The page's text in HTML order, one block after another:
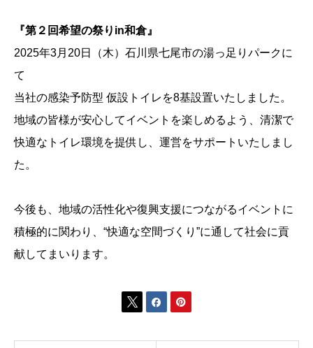
『第２回希望の祭りin和倉』
2025年3月20日（木）石川県七尾市の湯っ足りパークに
て
当社の感染予防型 仮設トイレを8基設置いたしました。
地域の皆様が安心してイベントを楽しめるよう、清潔で
快適なトイレ環境を提供し、運営をサポートいたしまし
た。
今後も、地域の活性化や復興支援につながるイベントに
積極的に関わり、“快適な空間づくり”に通して社会に貢
献してまいります。
  